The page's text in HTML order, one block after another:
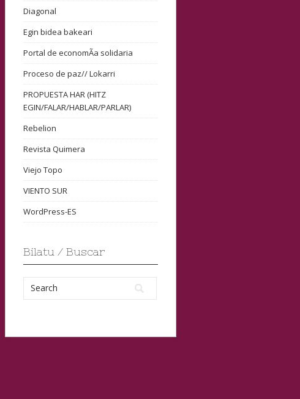
Diagonal
Egin bidea bakeari
Portal de economÃ­a solidaria
Proceso de paz// Lokarri
PROPUESTA HAR (HITZ
EGIN/FALAR/HABLAR/PARLAR)
Rebelion
Revista Quimera
Viejo Topo
VIENTO SUR
WordPress-ES
Bilatu / Buscar